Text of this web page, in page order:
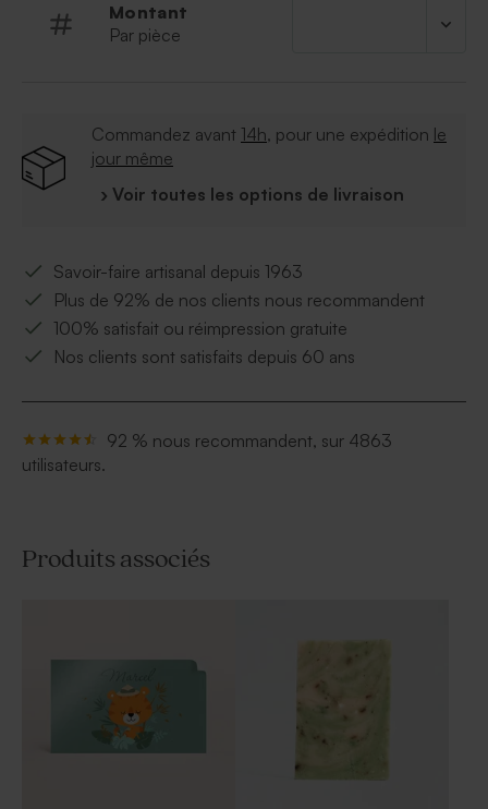
sortie de l'église marquera les esprits !
Nous avons également plein d'autres jolies surprises à
Montant
Par pièce
Commandez avant 14h, pour une expédition le
jour même
› Voir toutes les options de livraison
Savoir-faire artisanal depuis 1963
Plus de 92% de nos clients nous recommandent
100% satisfait ou réimpression gratuite
Nos clients sont satisfaits depuis 60 ans
92 % nous recommandent, sur 4863
utilisateurs.
Produits associés